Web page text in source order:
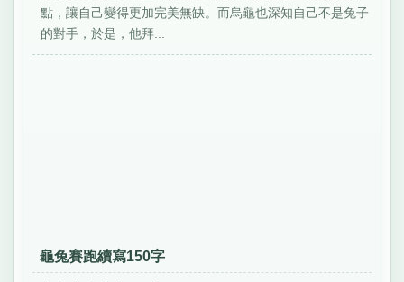
點，讓自己變得更加完美無缺。而烏龜也深知自己不是兔子
的對手，於是，他拜...
龜兔賽跑續寫150字